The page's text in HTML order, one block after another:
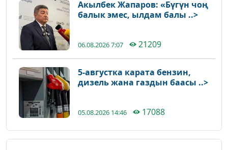
Акылбек Жапаров: «Бүгүн чоң
балык эмес, ылдам балы ..>
06.08.2026 7:07 21209
5-августка карата бензин,
дизель жана газдын баасы ..>
05.08.2026 14:46 17088